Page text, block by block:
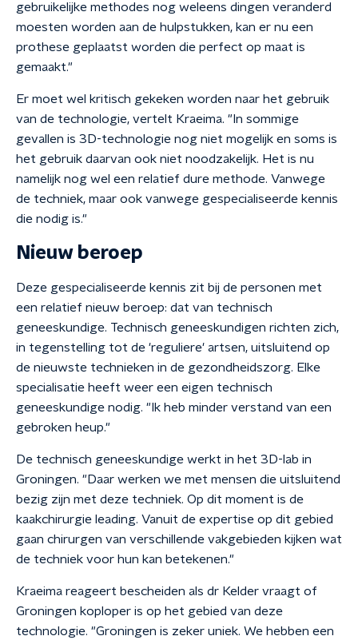
gebruikelijke methodes nog weleens dingen veranderd
moesten worden aan de hulpstukken, kan er nu een
prothese geplaatst worden die perfect op maat is
gemaakt."
Er moet wel kritisch gekeken worden naar het gebruik
van de technologie, vertelt Kraeima. "In sommige
gevallen is 3D-technologie nog niet mogelijk en soms is
het gebruik daarvan ook niet noodzakelijk. Het is nu
namelijk nog wel een relatief dure methode. Vanwege
de techniek, maar ook vanwege gespecialiseerde kennis
die nodig is."
Nieuw beroep
Deze gespecialiseerde kennis zit bij de personen met
een relatief nieuw beroep: dat van technisch
geneeskundige. Technisch geneeskundigen richten zich,
in tegenstelling tot de 'reguliere' artsen, uitsluitend op
de nieuwste technieken in de gezondheidszorg. Elke
specialisatie heeft weer een eigen technisch
geneeskundige nodig. "Ik heb minder verstand van een
gebroken heup."
De technisch geneeskundige werkt in het 3D-lab in
Groningen. "Daar werken we met mensen die uitsluitend
bezig zijn met deze techniek. Op dit moment is de
kaakchirurgie leading. Vanuit de expertise op dit gebied
gaan chirurgen van verschillende vakgebieden kijken wat
de techniek voor hun kan betekenen."
Kraeima reageert bescheiden als dr Kelder vraagt of
Groningen koploper is op het gebied van deze
technologie. "Groningen is zeker uniek. We hebben een